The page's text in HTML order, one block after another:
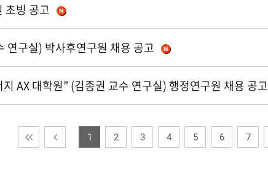
초빙 공고
연구실) 박사후연구원 채용 공고
AX 대학원” (김종권 교수 연구실) 행정연구원 채용 공고
1 2 3 4 5 6 7